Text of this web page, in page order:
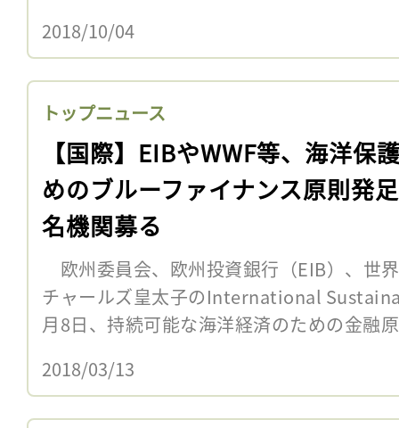
2018/10/04
トップニュース
【国際】EIBやWWF等、海洋保
めのブルーファイナンス原則発
名機関募る
欧州委員会、欧州投資銀行（EIB）、世
チャールズ皇太子のInternational
月8日、持続可能な海洋経済のための金融
2018/03/13